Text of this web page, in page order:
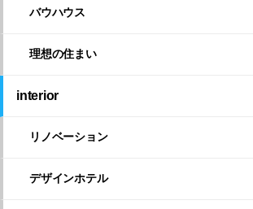
バウハウス
理想の住まい
interior
リノベーション
デザインホテル